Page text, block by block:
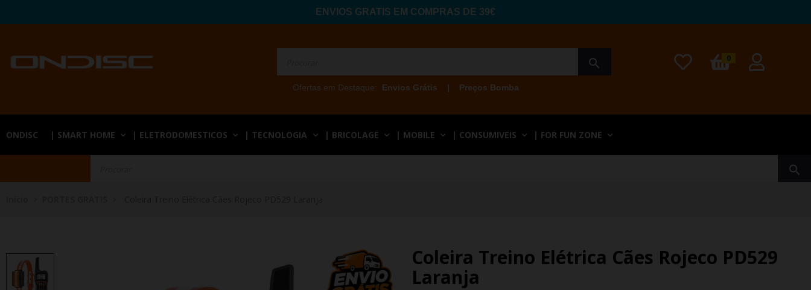
ENVIOS GRATIS EM COMPRAS DE 39€
search 0
Ofertas em Destaque: Envios Grátis | Preços Bomba
ONDISC | SMART HOME | ELETRODOMESTICOS | TECNOLOGIA | BRICOLAGE | MOBILE | CONSUMIVEIS | FOR FUN ZONE
search
Coleira Treino Elétrica Cães Rojeco PD529
Laranja